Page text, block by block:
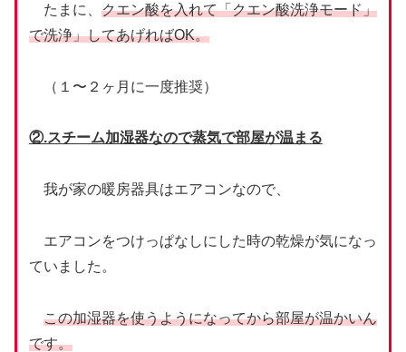
たまに、 クエン酸を入れて「クエン酸洗浄モード」
で洗浄」してあげればOK。
（１〜２ヶ月に一度推奨）
②.スチーム加湿器なので蒸気で部屋が温まる
我が家の暖房器具はエアコンなので、
エアコンをつけっぱなしにした時の乾燥が気になっ
ていました。
この加湿器を使うようになってから部屋が温かいん
です。